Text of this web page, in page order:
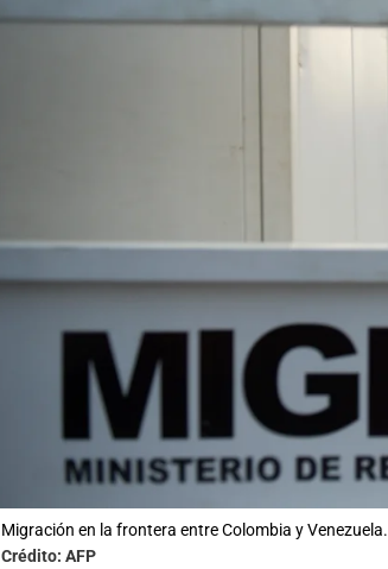
Migración en la frontera entre Colombia y Venezuela.
Crédito: AFP